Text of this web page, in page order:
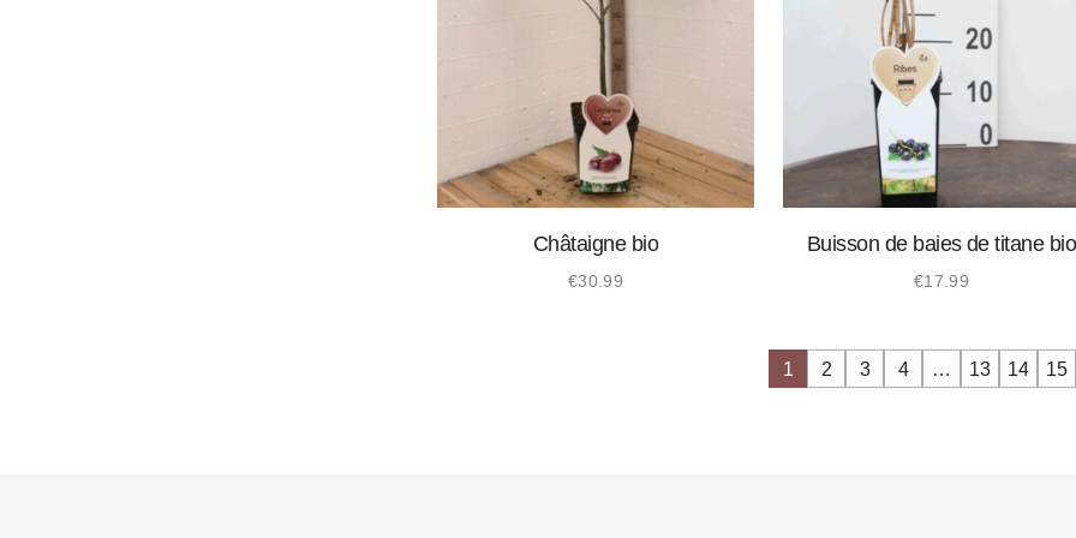
Châtaigne bio
€30.99
Buisson de baies de titane bio
€17.99
1 2 3 4 … 13 14 15